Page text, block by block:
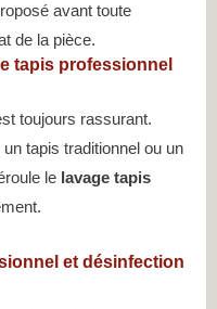
avant toute
de la pièce.
tapis professionnel
toujours rassurant.
tapis traditionnel ou un
le lavage tapis
et désinfection